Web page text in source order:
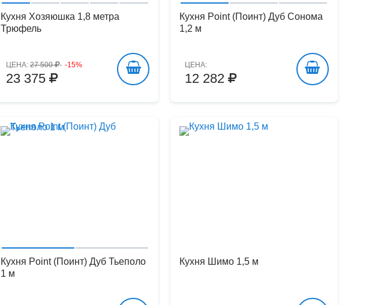
Кухня Хозяюшка 1,8 метра
Трюфель
ЦЕНА:27 500 -15%
23 375
Кухня Point (Поинт) Дуб Сонома
1,2 м
ЦЕНА:
12 282
Кухня Point (Поинт) Дуб Тьеполо
1 м
Кухня Шимо 1,5 м